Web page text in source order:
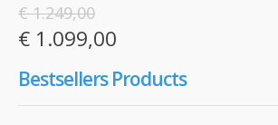
€ 1.249,00
€ 1.099,00
Bestsellers Products